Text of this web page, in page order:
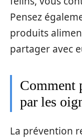
Pensez
produits
partager avec
Comment
par les
La prévention